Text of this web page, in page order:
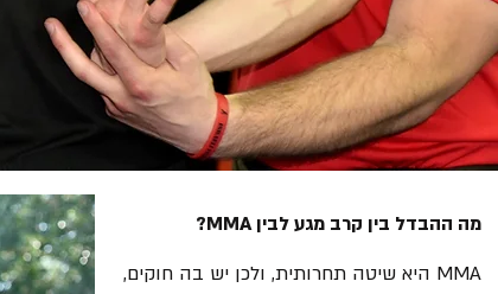
מה ההבדל בין קרב מגע לבין MMA?
MMA היא שיטה תחרותית, ולכן יש בה חוקים,